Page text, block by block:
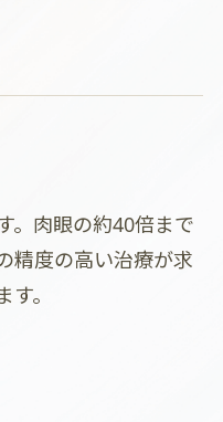
。肉眼の約40倍まで
精度の高い治療が求
。